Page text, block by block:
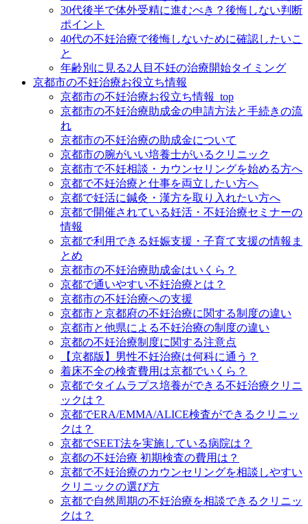
30代後半で体外受精に進むべき？後悔しない判断
ポイント
40代の不妊治療で後悔しないために確認したいこ
と
年齢別に見る2人目不妊の治療開始タイミング
京都市の不妊治療お役立ち情報
京都市の不妊治療お役立ち情報_top
京都市の不妊治療助成金の申請方法と手続きの流
れ
京都市の不妊治療の助成金について
京都市の腕がいい培養士がいるクリニック
京都市で不妊相談・カウンセリングを始める方へ
京都で不妊治療と仕事を両立したい方へ
京都で妊活に鍼灸・漢方を取り入れたい方へ
京都で開催されている妊活・不妊治療セミナーの
情報
京都で利用できる妊娠支援・子育て支援の情報ま
とめ
京都市の不妊治療助成金はいくら？
京都で通いやすい不妊治療とは？
京都市の不妊治療への支援
京都市と京都府の不妊治療に関する制度の違い
京都市と他県による不妊治療の制度の違い
京都の不妊治療制度に関する注意点
【京都版】男性不妊治療は何科に通う？
着床不全の検査費用は京都でいくら？
京都でタイムラプス培養ができる不妊治療クリニ
ックは？
京都でERA/EMMA/ALICE検査ができるクリニッ
クは？
京都でSEET法を実施している病院は？
京都の不妊治療 初期検査の費用は？
京都で不妊治療のカウンセリングを相談しやすい
クリニックの選び方
京都で自然周期の不妊治療を相談できるクリニッ
クは？